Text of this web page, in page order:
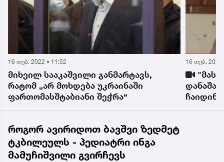
16 თებ. 2022 • 11:52
მიხეილ სააკაშვილი განმარტავს,
რატომ „არ მოხდება უკრაინაში
ფართომასშტაბიანი შეჭრა“
16 თებ. 2022
"მას
როგორ ავირიდოთ ბავშვი ზედმეტ
ტკბილეულს - პედიატრი ინგა
მამუჩიშვილი გვირჩევს